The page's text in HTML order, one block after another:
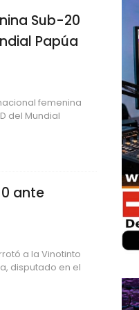
Sub-20
Papúa
femenina
del Mundial
ante
a la Vinotinto
disputado en el